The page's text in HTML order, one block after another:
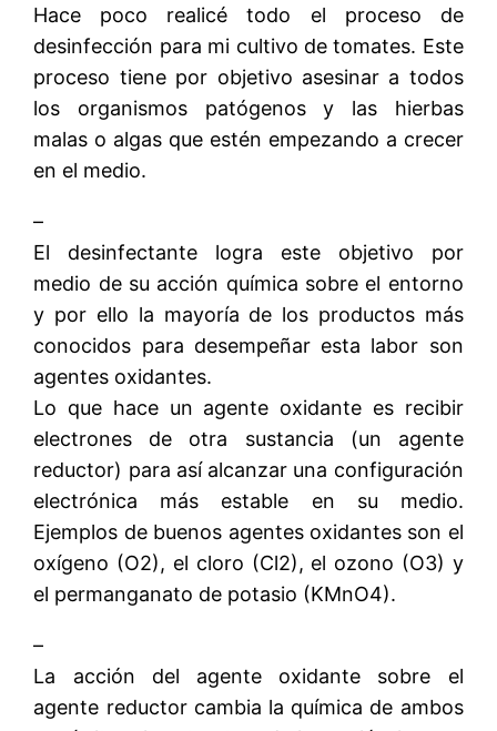
Hace poco realicé todo el proceso de
desinfección para mi cultivo de tomates. Este
proceso tiene por objetivo asesinar a todos
los organismos patógenos y las hierbas
malas o algas que estén empezando a crecer
en el medio.
–
El desinfectante logra este objetivo por
medio de su acción química sobre el entorno
y por ello la mayoría de los productos más
conocidos para desempeñar esta labor son
agentes oxidantes.
Lo que hace un agente oxidante es recibir
electrones de otra sustancia (un agente
reductor) para así alcanzar una configuración
electrónica más estable en su medio.
Ejemplos de buenos agentes oxidantes son el
oxígeno (O2), el cloro (Cl2), el ozono (O3) y
el permanganato de potasio (KMnO4).
–
La acción del agente oxidante sobre el
agente reductor cambia la química de ambos